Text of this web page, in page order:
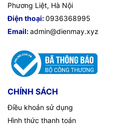
Phương Liệt, Hà Nội
Điện thoại:0936368995
Email:admin@dienmay.xyz
CHÍNH SÁCH
Điều khoản sử dụng
Hình thức thanh toán